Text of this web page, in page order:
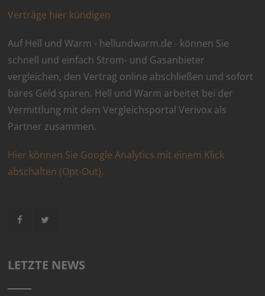
Verträge hier kündigen
Auf Hell und Warm - hellundwarm.de - können Sie
schnell und einfach Strom- und Gasanbieter
vergleichen, den Vertrag online abschließen und sofort
bares Geld sparen. Hell und Warm arbeitet bei der
Vermittlung mit dem Vergleichsportal Verivox als
Partner zusammen.
Hier können Sie Google Analytics mit einem Klick
abschalten (Opt-Out).
LETZTE NEWS